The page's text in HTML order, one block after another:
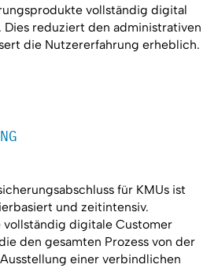
vollständig digital
Dies reduziert den administrativen
die Nutzererfahrung erheblich.
für KMUs ist
und zeitintensiv.
vollständig digitale Customer
den gesamten Prozess von der
einer verbindlichen